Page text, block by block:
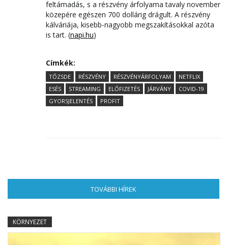
feltámadás, s a részvény árfolyama tavaly november
közepére egészen 700 dollárig drágult. A részvény
kálváriája, kisebb-nagyobb megszakításokkal azóta
is tart. (napi.hu)
Címkék:
TŐZSDE RÉSZVÉNY RÉSZVÉNYÁRFOLYAM
NETFLIX
ESÉS
STREAMING ELŐFIZETÉS JÁRVÁNY
COVID-19
GYORSJELENTÉS
PROFIT
TOVÁBBI HÍREK
KÖRNYEZET